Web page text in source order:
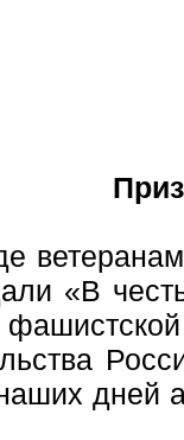
«В
дней